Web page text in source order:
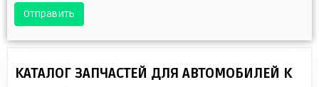
Отправить
КАТАЛОГ ЗАПЧАСТЕЙ ДЛЯ АВТОМОБИЛЕЙ К